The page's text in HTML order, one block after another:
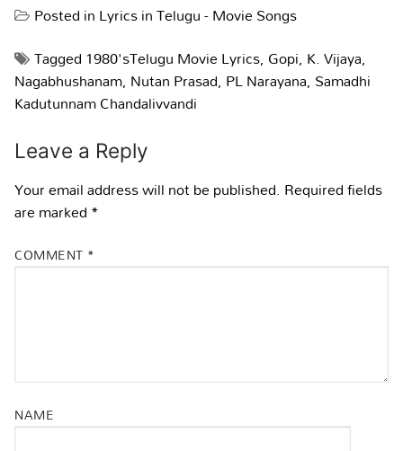
Posted inLyrics in Telugu - Movie Songs
Tagged 1980'sTelugu Movie Lyrics, Gopi, K. Vijaya,
Nagabhushanam, Nutan Prasad, PL Narayana, Samadhi
Kadutunnam Chandalivvandi
Leave a Reply
Your email address will not be published. Required fields
are marked*
COMMENT *
NAME